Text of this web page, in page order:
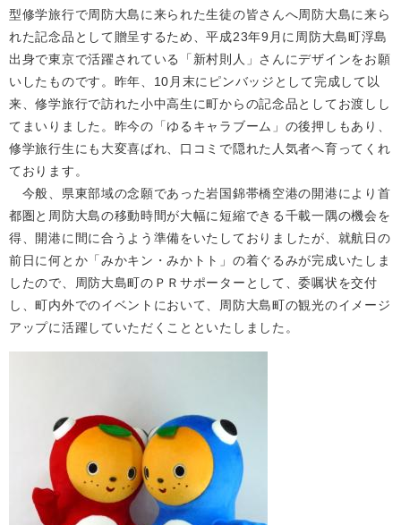
型修学旅行で周防大島に来られた生徒の皆さんへ周防大島に来ら
れた記念品として贈呈するため、平成23年9月に周防大島町浮島
出身で東京で活躍されている「新村則人」さんにデザインをお願
いしたものです。昨年、10月末にピンバッジとして完成して以
来、修学旅行で訪れた小中高生に町からの記念品としてお渡しし
てまいりました。昨今の「ゆるキャラブーム」の後押しもあり、
修学旅行生にも大変喜ばれ、口コミで隠れた人気者へ育ってくれ
ております。
今般、県東部域の念願であった岩国錦帯橋空港の開港により首
都圏と周防大島の移動時間が大幅に短縮できる千載一隅の機会を
得、開港に間に合うよう準備をいたしておりましたが、就航日の
前日に何とか「みかキン・みかトト」の着ぐるみが完成いたしま
したので、周防大島町のＰＲサポーターとして、委嘱状を交付
し、町内外でのイベントにおいて、周防大島町の観光のイメージ
アップに活躍していただくことといたしました。